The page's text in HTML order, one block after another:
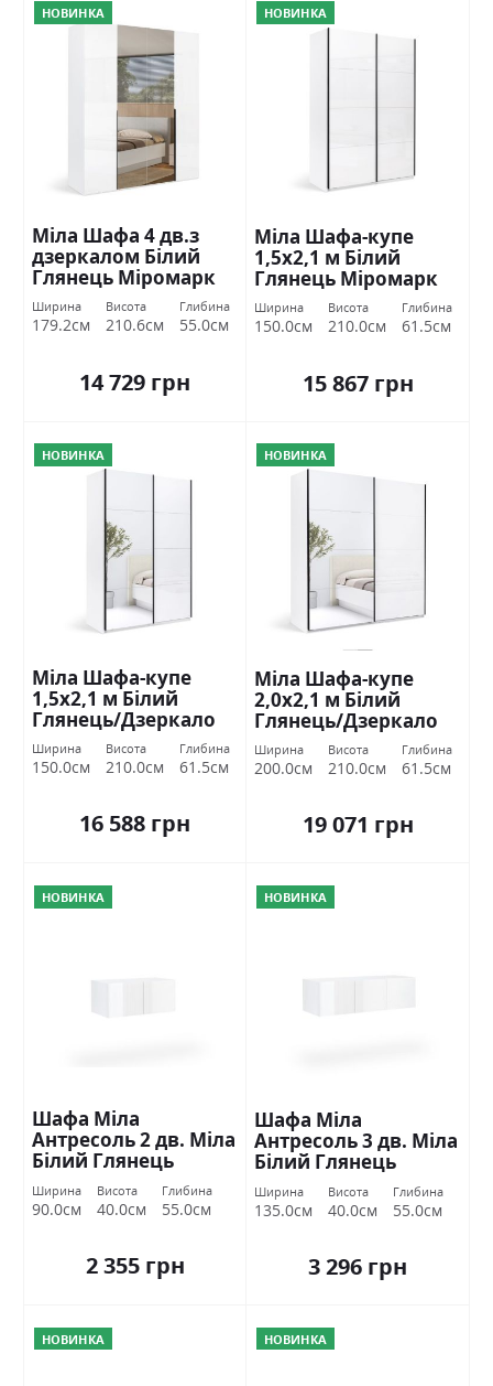
НОВИНКА
Міла Шафа 4 дв.з
дзеркалом Білий
Глянець Міромарк
Ширина
179.2см
Висота
210.6см
Глибина
55.0см
14 729 грн
НОВИНКА
Міла Шафа-купе
1,5х2,1 м Білий
Глянець Міромарк
Ширина
150.0см
Висота
210.0см
Глибина
61.5см
15 867 грн
НОВИНКА
Міла Шафа-купе
1,5х2,1 м Білий
Глянець/Дзеркало
Міромарк
Ширина
150.0см
Висота
210.0см
Глибина
61.5см
16 588 грн
НОВИНКА
Міла Шафа-купе
2,0х2,1 м Білий
Глянець/Дзеркало
Міромарк
Ширина
200.0см
Висота
210.0см
Глибина
61.5см
19 071 грн
НОВИНКА
Шафа Міла
Антресоль 2 дв. Міла
Білий Глянець
Міромарк
Ширина
90.0см
Висота
40.0см
Глибина
55.0см
2 355 грн
НОВИНКА
Шафа Міла
Антресоль 3 дв. Міла
Білий Глянець
Міромарк
Ширина
135.0см
Висота
40.0см
Глибина
55.0см
3 296 грн
НОВИНКА НОВИНКА